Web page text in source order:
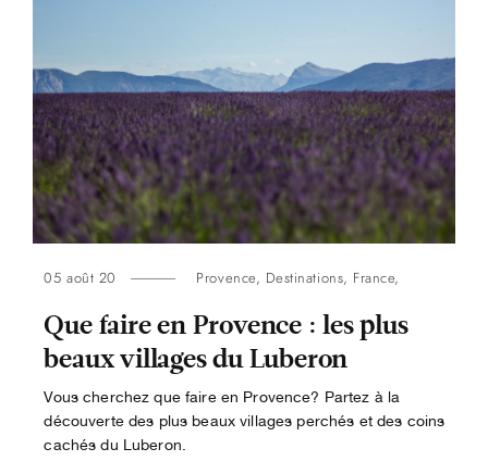
05 août 20 Provence, Destinations, France,
Que faire en Provence : les plus
beaux villages du Luberon
Vous cherchez que faire en Provence? Partez à la
découverte des plus beaux villages perchés et des coins
cachés du Luberon.